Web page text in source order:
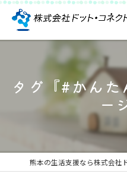
タグ『#かん
ー